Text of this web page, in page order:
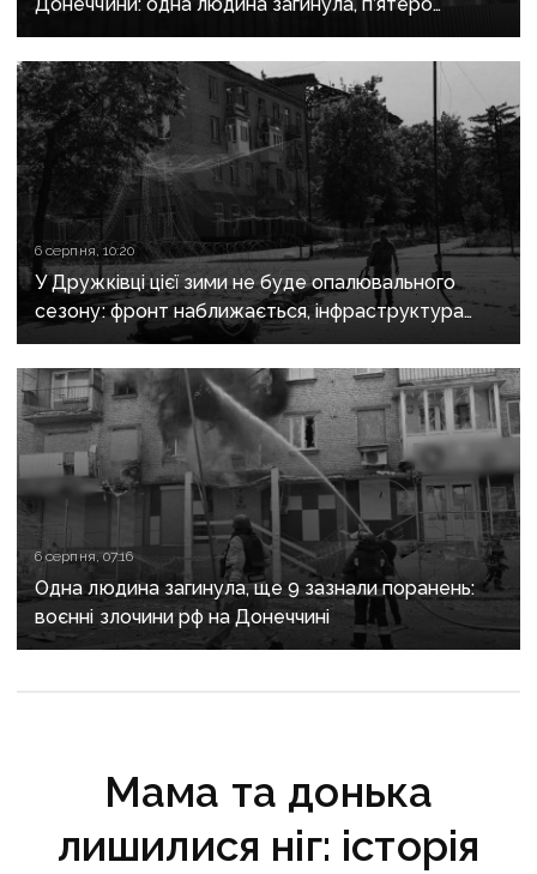
поранені
6 серпня, 10:20
У Дружківці цієї зими не буде опалювального
сезону: фронт наближається, інфраструктура
критично зруйнована
6 серпня, 07:16
Одна людина загинула, ще 9 зазнали поранень:
воєнні злочини рф на Донеччині
Мама та донька
лишилися ніг: історія